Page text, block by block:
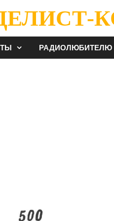
РАДИОЛЮБИТЕЛЮ